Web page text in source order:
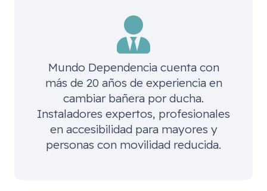
Mundo Dependencia cuenta con
más de 20 años de experiencia en
cambiar bañera por ducha.
Instaladores expertos, profesionales
en accesibilidad para mayores y
personas con movilidad reducida.